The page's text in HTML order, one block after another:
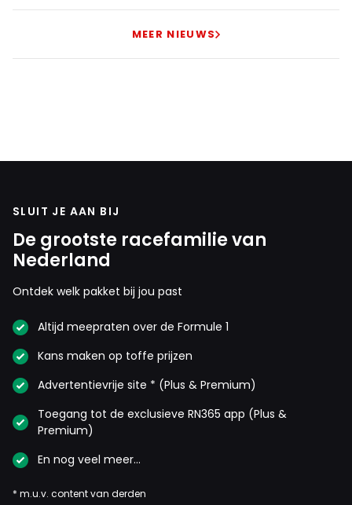
MEER NIEUWS
SLUIT JE AAN BIJ
De grootste racefamilie van
Nederland
Ontdek welk pakket bij jou past
Altijd meepraten over de Formule 1
Kans maken op toffe prijzen
Advertentievrije site * (Plus & Premium)
Toegang tot de exclusieve RN365 app (Plus &
Premium)
En nog veel meer…
* m.u.v. content van derden